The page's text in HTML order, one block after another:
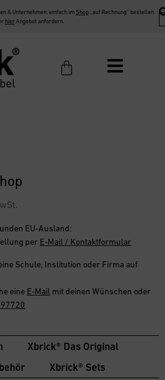
& Unternehmen: einfach im Shop„auf Rechnung“ bestellen
hier Angebot anfordern.
EU-Ausland:
per E-Mail / Kontaktformular
Schule, Institution oder Firma auf
eine E-Mail mit deinen Wünschen oder
Xbrick® Das Original
Xbrick® Sets